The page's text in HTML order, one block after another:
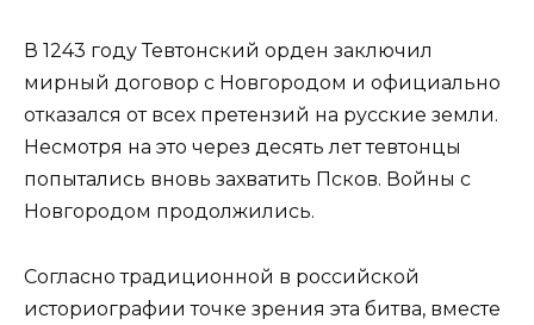
В 1243 году Тевтонский орден заключил
мирный договор с Новгородом и официально
отказался от всех претензий на русские земли.
Несмотря на это через десять лет тевтонцы
попытались вновь захватить Псков. Войны с
Новгородом продолжились.
Согласно традиционной в российской
историографии точке зрения эта битва, вместе